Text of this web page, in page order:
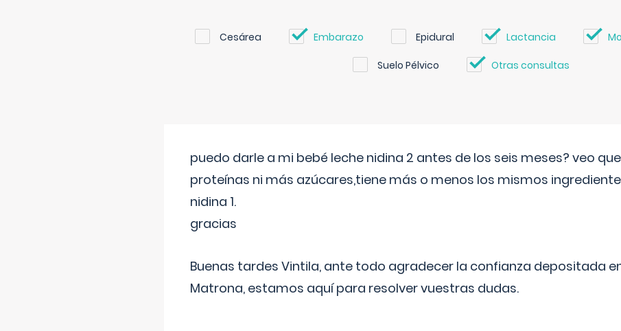
Cesárea Embarazo Epidural Lactancia
Suelo Pélvico Otras consultas
puedo darle a mi bebé leche nidina 2 antes de los seis meses? veo
proteínas ni más azúcares,tiene más o menos los mismos
nidina 1.
gracias
Buenas tardes Vintila, ante todo agradecer la confianza depositada
Matrona, estamos aquí para resolver vuestras dudas.